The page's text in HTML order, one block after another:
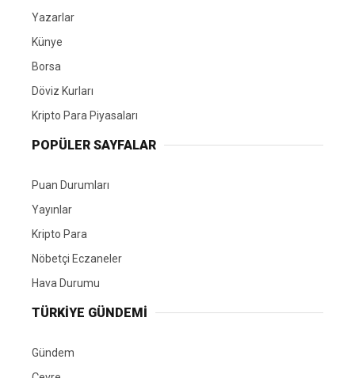
Yazarlar
Künye
Borsa
Döviz Kurları
Kripto Para Piyasaları
POPÜLER SAYFALAR
Puan Durumları
Yayınlar
Kripto Para
Nöbetçi Eczaneler
Hava Durumu
TÜRKIYE GÜNDEMI
Gündem